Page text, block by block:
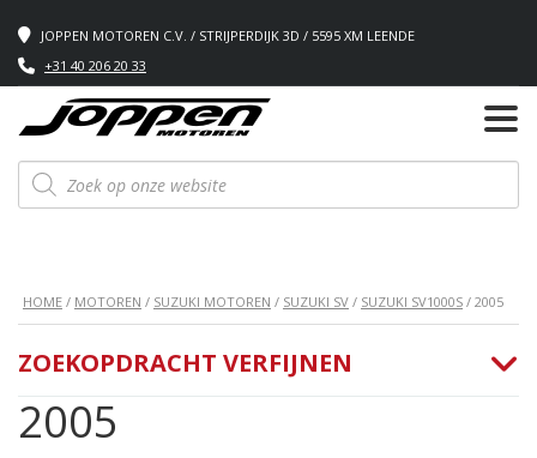
JOPPEN MOTOREN C.V. / STRIJPERDIJK 3D / 5595 XM LEENDE
+31 40 206 20 33
Producten
zoeken
HOME / MOTOREN / SUZUKI MOTOREN / SUZUKI SV / SUZUKI SV1000S / 2005
2005
ZOEKOPDRACHT VERFIJNEN